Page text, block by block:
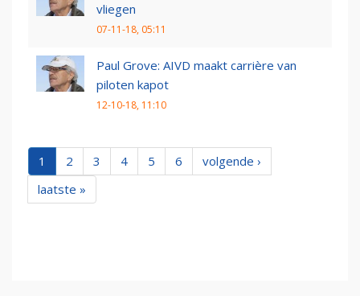
vliegen
07-11-18, 05:11
Paul Grove: AIVD maakt carrière van
piloten kapot
12-10-18, 11:10
1 2 3 4 5 6
volgende ›
laatste »